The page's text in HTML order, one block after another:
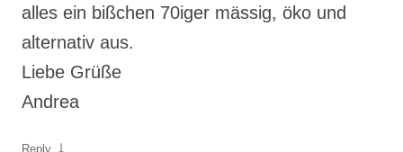
alles ein bißchen 70iger mässig, öko und
alternativ aus.
Liebe Grüße
Andrea
Reply ↓